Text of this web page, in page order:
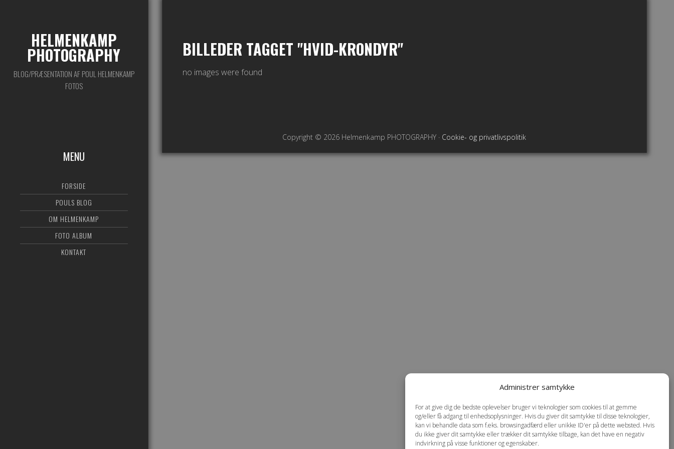
Administrer samtykke
For at give dig de bedste oplevelser bruger vi teknologier som cookies til at gemme
og/eller få adgang til enhedsoplysninger. Hvis du giver dit samtykke til disse teknologier,
kan vi behandle data som f.eks. browsingadfærd eller unikke ID'er på dette websted. Hvis
du ikke giver dit samtykke eller trækker dit samtykke tilbage, kan det have en negativ
indvirkning på visse funktioner og egenskaber.
HELMENKAMP
PHOTOGRAPHY
BLOG/PRÆSENTATION AF POUL HELMENKAMP
FOTOS
MENU
FORSIDE
POULS BLOG
OM HELMENKAMP
FOTO ALBUM
KONTAKT
BILLEDER TAGGET "HVID-KRONDYR"
no images were found
Copyright © 2026 Helmenkamp PHOTOGRAPHY · Cookie- og privatlivspolitik